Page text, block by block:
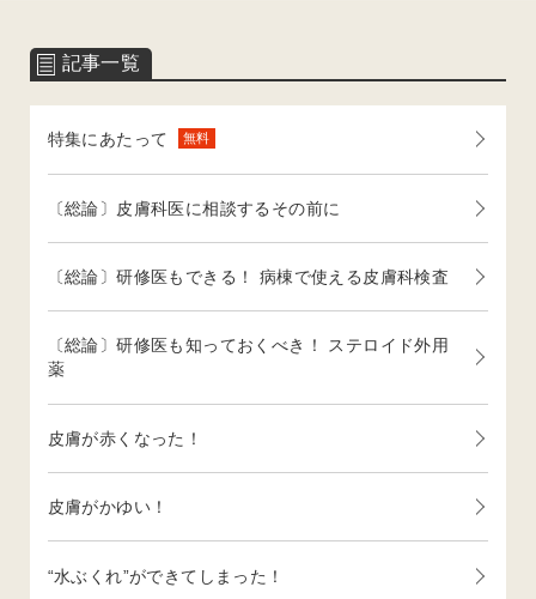
記事一覧
特集にあたって 無料
〔総論〕皮膚科医に相談するその前に
〔総論〕研修医もできる！ 病棟で使える皮膚科検査
〔総論〕研修医も知っておくべき！ ステロイド外用
薬
皮膚が赤くなった！
皮膚がかゆい！
“水ぶくれ”ができてしまった！